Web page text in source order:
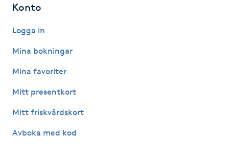
K18
Katun fransar
Keratinbehandling
Konto
Logga in
Mina bokningar
Mina favoriter
Mitt presentkort
Mitt friskvårdskort
Avboka med kod